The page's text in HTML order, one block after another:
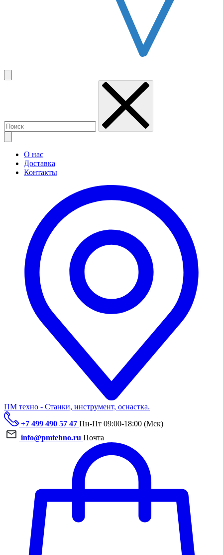
О нас
Доставка
Контакты
ПМ техно - Станки, инструмент, оснастка.
+7 499 490 57 47 Пн-Пт 09:00-18:00 (Мск)
info@pmtehno.ru Почта